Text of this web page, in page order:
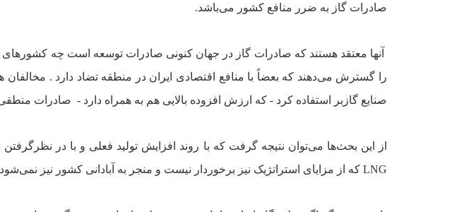
صادرات گاز به ضرر منافع کشور مى‌باشد.
آنها معتقد هستند که صادرات گاز در جهان کنونى صادرات توسعه است چه کشورهاى
را گسترش مى‌دهند که بعضاً‌ با منافع اقتصادى ايران در منطقه تضاد دارد . مخالفان
صنايع گازبر استفاده کرد - که ارزش افزوده بالايى هم به همراه دارد - صادرات
از اين بحث‌ها مى‌توان نتيجه گرفت که با روند افزايش توليد فعلى و با در
LNG که از مزاياى استراتژيک نيز برخوردار نيست و منجر به آبادانى کشور نيز